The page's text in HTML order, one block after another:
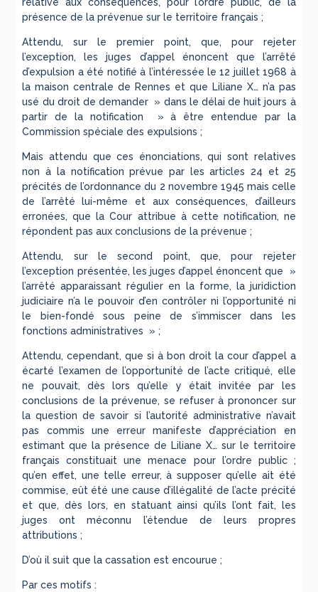
relative aux conséquences, pour l’ordre public, de la
présence de la prévenue sur le territoire français ;
Attendu, sur le premier point, que, pour rejeter
l’exception, les juges d’appel énoncent que l’arrêté
d’expulsion a été notifié à l’intéressée le 12 juillet 1968 à
la maison centrale de Rennes et que Liliane X… n’a pas
usé du droit de demander » dans le délai de huit jours à
partir de la notification » à être entendue par la
Commission spéciale des expulsions ;
Mais attendu que ces énonciations, qui sont relatives
non à la notification prévue par les articles 24 et 25
précités de l’ordonnance du 2 novembre 1945 mais celle
de l’arrêté lui-même et aux conséquences, d’ailleurs
erronées, que la Cour attribue à cette notification, ne
répondent pas aux conclusions de la prévenue ;
Attendu, sur le second point, que, pour rejeter
l’exception présentée, les juges d’appel énoncent que »
l’arrêté apparaissant régulier en la forme, la juridiction
judiciaire n’a le pouvoir d’en contrôler ni l’opportunité ni
le bien-fondé sous peine de s’immiscer dans les
fonctions administratives » ;
Attendu, cependant, que si à bon droit la cour d’appel a
écarté l’examen de l’opportunité de l’acte critiqué, elle
ne pouvait, dès lors qu’elle y était invitée par les
conclusions de la prévenue, se refuser à prononcer sur
la question de savoir si l’autorité administrative n’avait
pas commis une erreur manifeste d’appréciation en
estimant que la présence de Liliane X… sur le territoire
français constituait une menace pour l’ordre public ;
qu’en effet, une telle erreur, à supposer qu’elle ait été
commise, eût été une cause d’illégalité de l’acte précité
et que, dès lors, en statuant ainsi qu’ils l’ont fait, les
juges ont méconnu l’étendue de leurs propres
attributions ;
D’où il suit que la cassation est encourue ;
Par ces motifs :